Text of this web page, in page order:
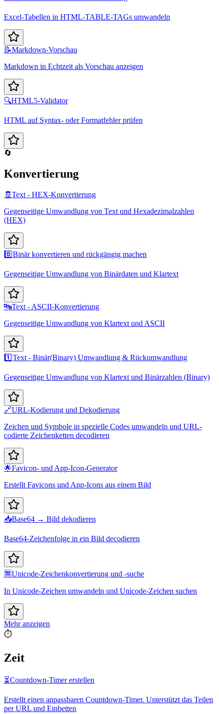
Excel-Tabellen in HTML-TABLE-TAGs umwandeln
📝Markdown-Vorschau
Markdown in Echtzeit als Vorschau anzeigen
🔍HTML5-Validator
HTML auf Syntax- oder Formatfehler prüfen
🔄
Konvertierung
🧾 Text - HEX-Konvertierung
Gegenseitige Umwandlung von Text und Hexadezimalzahlen
(HEX)
0️⃣Binär konvertieren und rückgängig machen
Gegenseitige Umwandlung von Binärdaten und Klartext
🔤Text - ASCII-Konvertierung
Gegenseitige Umwandlung von Klartext und ASCII
1️⃣Text - Binär(Binary) Umwandlung & Rückumwandlung
Gegenseitige Umwandlung von Klartext und Binärzahlen (Binary)
🔗URL-Kodierung und Dekodierung
Zeichen und Symbole in spezielle Codes umwandeln und URL-
codierte Zeichenketten decodieren
🌟Favicon- und App-Icon-Generator
Erstellt Favicons und App-Icons aus einem Bild
📥Base64 → Bild dekodieren
Base64-Zeichenfolge in ein Bild decodieren
🈚Unicode-Zeichenkonvertierung und -suche
In Unicode-Zeichen umwandeln und Unicode-Zeichen suchen
Mehr anzeigen
⏱️
Zeit
⏳Countdown-Timer erstellen
Erstellt einen anpassbaren Countdown-Timer. Unterstützt das Teilen
per URL und Einbetten